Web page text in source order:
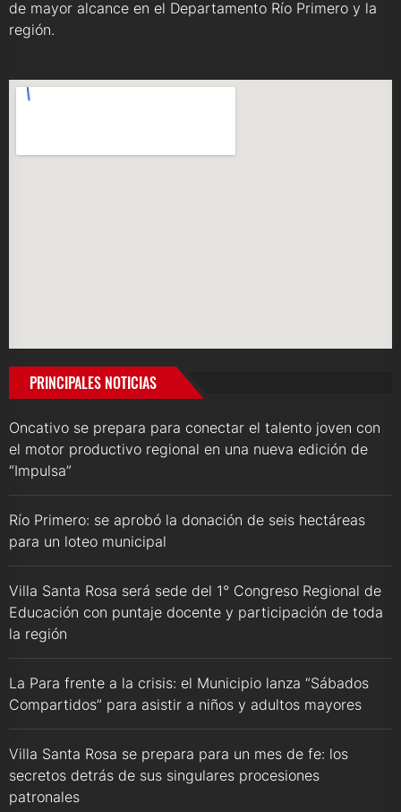
de mayor alcance en el Departamento Río Primero y la
región.
PRINCIPALES NOTICIAS
Oncativo se prepara para conectar el talento joven con
el motor productivo regional en una nueva edición de
“Impulsa”
Río Primero: se aprobó la donación de seis hectáreas
para un loteo municipal
Villa Santa Rosa será sede del 1° Congreso Regional de
Educación con puntaje docente y participación de toda
la región
La Para frente a la crisis: el Municipio lanza “Sábados
Compartidos” para asistir a niños y adultos mayores
Villa Santa Rosa se prepara para un mes de fe: los
secretos detrás de sus singulares procesiones
patronales